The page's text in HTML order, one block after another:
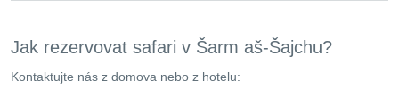
Jak rezervovat safari v Šarm aš-Šajchu?
Kontaktujte nás z domova nebo z hotelu: